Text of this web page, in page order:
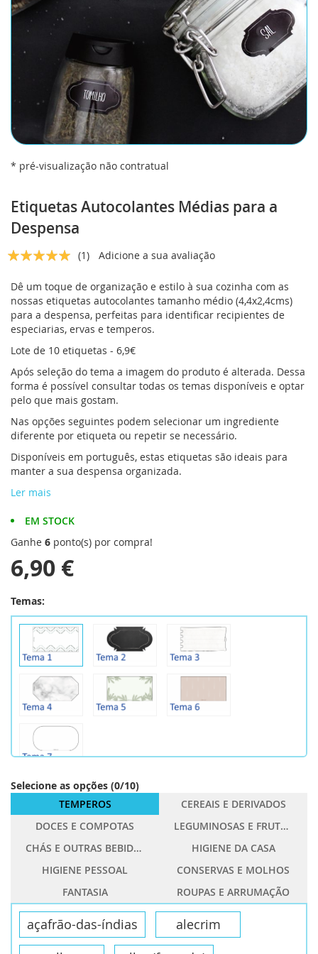
* pré-visualização não contratual
para
o
início
Galeria
imagens
Etiquetas Autocolantes Médias para a
Despensa
Classificação:
(1) Adicione a sua avaliação
Dê um toque de organização e estilo à sua cozinha com as
nossas etiquetas autocolantes tamanho médio (4,4x2,4cms)
para a despensa, perfeitas para identificar recipientes de
especiarias, ervas e temperos.
Lote de 10 etiquetas - 6,9€
Após seleção do tema a imagem do produto é alterada. Dessa
forma é possível consultar todas os temas disponíveis e optar
pelo que mais gostam.
Nas opções seguintes podem selecionar um ingrediente
diferente por etiqueta ou repetir se necessário.
Disponíveis em português, estas etiquetas são ideais para
manter a sua despensa organizada.
Ler mais
EM STOCK
Ganhe 6 ponto(s) por compra!
6,90 €
Temas:
Selecione as opções (0/10)
TEMPEROS
CEREAIS E DERIVADOS
DOCES E COMPOTAS
LEGUMINOSAS E FRUTOS SECOS
CHÁS E OUTRAS BEBIDAS
HIGIENE DA CASA
HIGIENE PESSOAL
CONSERVAS E MOLHOS
FANTASIA
ROUPAS E ARRUMAÇÃO
açafrão-das-índias
alecrim